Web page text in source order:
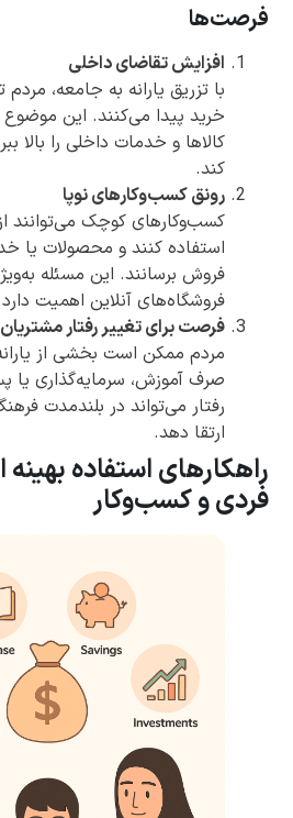
فرصت‌ها
افزایش تقاضای داخلی
با تزریق یارانه به جامعه، مردم
خرید پیدا می‌کنند. این موضوع
کالاها و خدمات داخلی را بالا
کند.
رونق کسب‌وکارهای نوپا
کسب‌وکارهای کوچک می‌توانند
استفاده کنند و محصولات یا
فروش برسانند. این مسئله
فروشگاه‌های آنلاین اهمیت
فرصت برای تغییر رفتار مشتریان
مردم ممکن است بخشی از
صرف آموزش، سرمایه‌گذاری یا
رفتار می‌تواند در بلندمدت
ارتقا دهد.
راهکارهای استفاده بهینه
فردی و کسب‌وکار